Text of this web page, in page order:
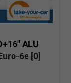
ALU
6e [0]